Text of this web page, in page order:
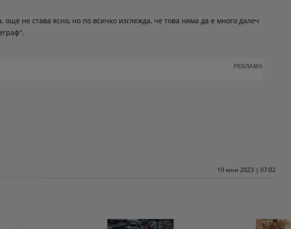
още не става ясно, но по всичко изглежда, че това няма да е много далеч
РЕКЛАМА
19 юни 2023 | 07:02